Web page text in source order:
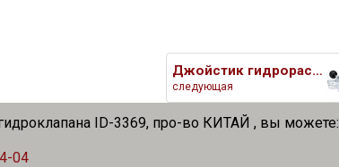
Джойстик гидрораспределителя J
следующая
ID-3369, про-во КИТАЙ , вы можете:
04